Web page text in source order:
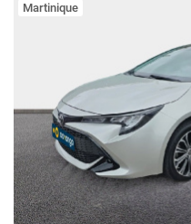
Martinique